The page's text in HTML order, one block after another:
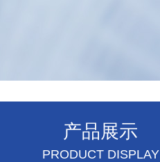
产品展示
PRODUCT DISPLAY